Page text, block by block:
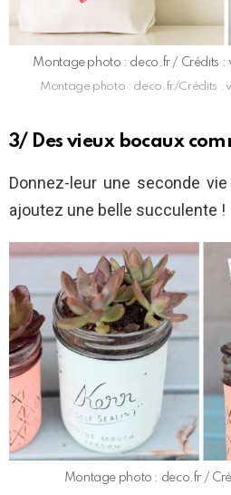
Montage photo : deco.fr / Crédits :
Montage photo : deco.fr/Crédits :
3/ Des vieux bocaux
Donnez-leur une seconde
ajoutez une belle succulente !
Montage photo : deco.fr /